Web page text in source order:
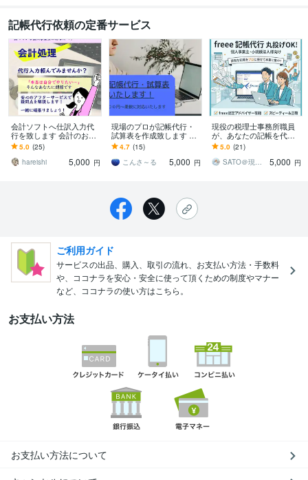
記帳代行依頼の定番サービス
会計ソフトへ仕訳入力代
行を致します 会計のお悩
み相談も承ります。個人
事業主様・法人様どちら
も対応
5.0 (25)
hareishi
5,000 円
現場のプロが記帳代行・
試算表を作成致します 会
社経営20年の財務のプロ
がアドバイス付きで記帳
代行致します
4.7 (15)
こんさ～る
5,000 円
現役の税理士事務所職員
が、あなたの記帳を代行
します 【freee認定アドバ
イザー】フリー専門・100
仕訳5千円！
5.0 (21)
SATO＠現役会計スタッフ
5,000 円
ご利用ガイド
サービスの出品、購入、取引の流れ、お支払い方法・手数料
や、ココナラを安心・安全に使って頂くための制度やマナー
など、ココナラの使い方はこちら。
お支払い方法
お支払い方法について